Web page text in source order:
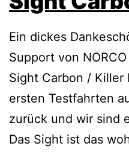
Ein dickes
Support von
Sight Carbon / Killer
ersten Testfahrten
zurück und wir sind
Das Sight ist das